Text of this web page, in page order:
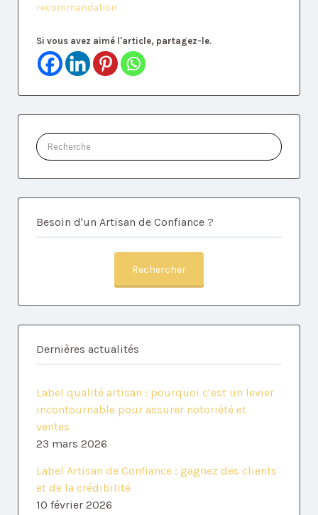
recommandation
Si vous avez aimé l'article, partagez-le.
Rechercher:
Besoin d'un Artisan de Confiance ?
Rechercher
Dernières actualités
Label qualité artisan : pourquoi c’est un levier
incontournable pour assurer notoriété et
ventes
23 mars 2026
Label Artisan de Confiance : gagnez des clients
et de la crédibilité
10 février 2026